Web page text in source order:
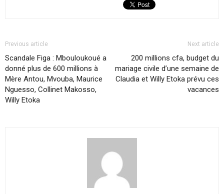
Previous article
Scandale Figa : Mbouloukoué a
donné plus de 600 millions à
Mère Antou, Mvouba, Maurice
Nguesso, Collinet Makosso,
Willy Etoka
Next article
200 millions cfa, budget du
mariage civile d’une semaine de
Claudia et Willy Etoka prévu ces
vacances